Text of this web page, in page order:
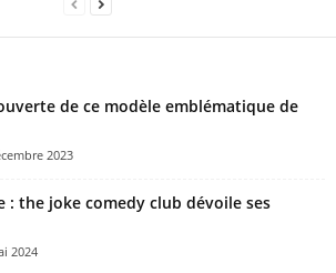
de ce modèle emblématique de
2023
: the joke comedy club dévoile ses
2024